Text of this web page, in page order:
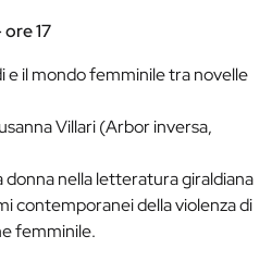
17
e il mondo femminile tra novelle
Villari (Arbor inversa,
nella letteratura giraldiana
contemporanei della violenza di
femminile.